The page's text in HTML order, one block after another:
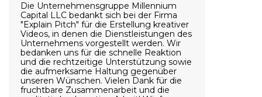
Die Unternehmensgruppe Millennium
Capital LLC bedankt sich bei der Firma
"Explain Pitch" für die Erstellung kreativer
Videos, in denen die Dienstleistungen des
Unternehmens vorgestellt werden. Wir
bedanken uns für die schnelle Reaktion
und die rechtzeitige Unterstützung sowie
die aufmerksame Haltung gegenüber
unseren Wünschen. Vielen Dank für die
fruchtbare Zusammenarbeit und die